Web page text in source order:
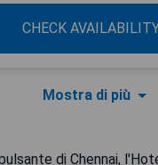
CHECK
Mostra di più
di Chennai,